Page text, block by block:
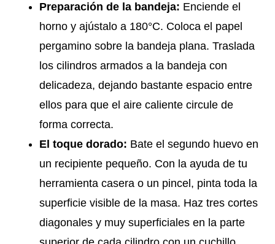
Preparación de la bandeja: Enciende el
horno y ajústalo a 180°C. Coloca el papel
pergamino sobre la bandeja plana. Traslada
los cilindros armados a la bandeja con
delicadeza, dejando bastante espacio entre
ellos para que el aire caliente circule de
forma correcta.
El toque dorado: Bate el segundo huevo en
un recipiente pequeño. Con la ayuda de tu
herramienta casera o un pincel, pinta toda la
superficie visible de la masa. Haz tres cortes
diagonales y muy superficiales en la parte